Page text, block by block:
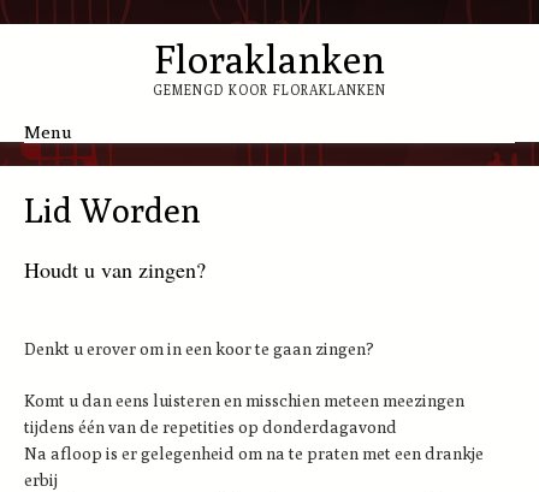
Floraklanken
GEMENGD KOOR FLORAKLANKEN
Menu
Skip to content
Lid Worden
Houdt u van zingen?
Denkt u erover om in een koor te gaan zingen?
Komt u dan eens luisteren en misschien meteen meezingen
tijdens één van de repetities op donderdagavond
Na afloop is er gelegenheid om na te praten met een drankje
erbij